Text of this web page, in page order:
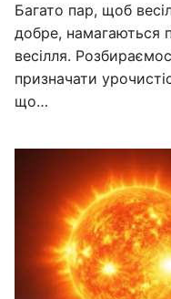
Багато пар, щоб
добре, намагаються
весілля.
призначати
що…